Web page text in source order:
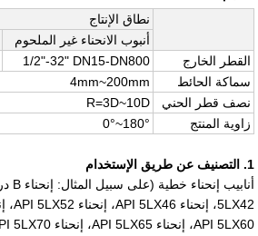
نطاق الإنتاج
أنبوب الانحناء غير الملحوم
القطر الخارج
1/2"-32" DN15-DN800
سماكة الحائط
4mm~200mm
نصف قطر الحني
R=3D~10D
زاوية المنتج
0°~180°
1. التصنيف عن طريق الإستخدام